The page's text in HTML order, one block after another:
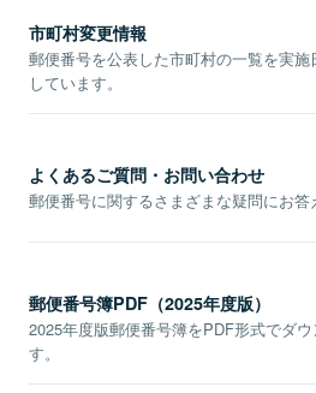
市町村変更情報
郵便番号を公表した市町村の一覧を実
しています。
よくあるご質問・お問い合わせ
郵便番号に関するさまざまな疑問にお答
郵便番号簿PDF（2025年度版）
2025年度版郵便番号簿をPDF形式でダ
す。